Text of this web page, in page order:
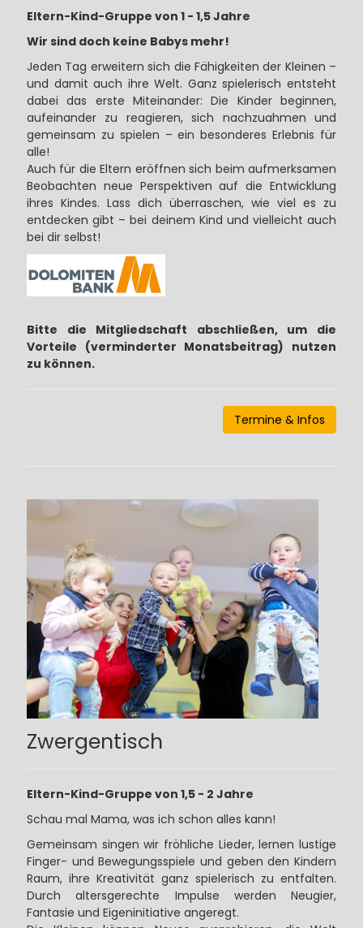
Eltern-Kind-Gruppe von 1 - 1,5 Jahre
Wir sind doch keine Babys mehr!
Jeden Tag erweitern sich die Fähigkeiten der Kleinen –
und damit auch ihre Welt. Ganz spielerisch entsteht
dabei das erste Miteinander: Die Kinder beginnen,
aufeinander zu reagieren, sich nachzuahmen und
gemeinsam zu spielen – ein besonderes Erlebnis für
alle!
Auch für die Eltern eröffnen sich beim aufmerksamen
Beobachten neue Perspektiven auf die Entwicklung
ihres Kindes. Lass dich überraschen, wie viel es zu
entdecken gibt – bei deinem Kind und vielleicht auch
bei dir selbst!
Bitte die Mitgliedschaft abschließen, um die
Vorteile (verminderter Monatsbeitrag) nutzen
zu können.
Termine & Infos
Zwergentisch
Eltern-Kind-Gruppe von 1,5 - 2 Jahre
Schau mal Mama, was ich schon alles kann!
Gemeinsam singen wir fröhliche Lieder, lernen lustige
Finger- und Bewegungsspiele und geben den Kindern
Raum, ihre Kreativität ganz spielerisch zu entfalten.
Durch altersgerechte Impulse werden Neugier,
Fantasie und Eigeninitiative angeregt.